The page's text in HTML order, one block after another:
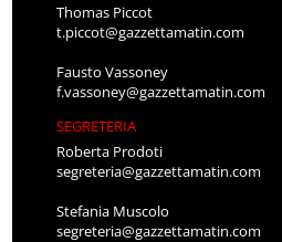
Thomas Piccot
t.piccot@gazzettamatin.com
Fausto Vassoney
f.vassoney@gazzettamatin.com
SEGRETERIA
Roberta Prodoti
segreteria@gazzettamatin.com
Stefania Muscolo
segreteria@gazzettamatin.com